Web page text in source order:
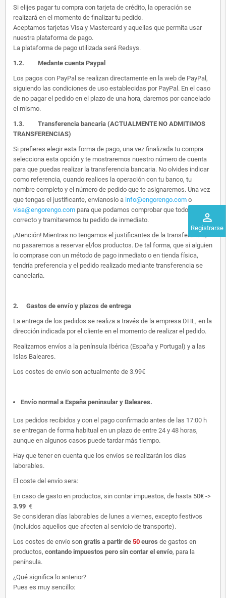
perm_identity
Registrarse
Si elijes pagar tu compra con tarjeta de crédito, la operación se
realizará en el momento de finalizar tu pedido.
Aceptamos tarjetas Visa y Mastercard y aquellas que permita usar
nuestra plataforma de pago.
La plataforma de pago utilizada será Redsys.
1.2. Medante cuenta Paypal
Los pagos con PayPal se realizan directamente en la web de PayPal,
siguiendo las condiciones de uso establecidas por PayPal. En el caso
de no pagar el pedido en el plazo de una hora, daremos por cancelado
el mismo.
1.3. Transferencia bancaria (ACTUALMENTE NO ADMITIMOS
TRANSFERENCIAS)
Si prefieres elegir esta forma de pago, una vez finalizada tu compra
selecciona esta opción y te mostraremos nuestro número de cuenta
para que puedas realizar la transferencia bancaria. No olvides indicar
como referencia, cuando realices la operación con tu banco, tu
nombre completo y el número de pedido que te asignaremos. Una vez
que tengas el justificante, envíanoslo a info@engorengo.com o
visa@engorengo.com para que podamos comprobar que todo es
correcto y tramitaremos tu pedido de inmediato.
¡Atención! Mientras no tengamos el justificantes de la transferencia,
no pasaremos a reservar el/los productos. De tal forma, que si alguien
lo comprase con un método de pago inmediato o en tienda física,
tendría preferencia y el pedido realizado mediante transferencia se
cancelaría.
2. Gastos de envío y plazos de entrega
La entrega de los pedidos se realiza a través de la empresa DHL, en la
dirección indicada por el cliente en el momento de realizar el pedido.
Realizamos envíos a la península Ibérica (España y Portugal) y a las
Islas Baleares.
Los costes de envío son actualmente de 3.99€
Envío normal a España peninsular y Baleares.
Los pedidos recibidos y con el pago confirmado antes de las 17:00 h
se entregan de forma habitual en un plazo de entre 24 y 48 horas,
aunque en algunos casos puede tardar más tiempo.
Hay que tener en cuenta que los envíos se realizarán los días
laborables.
El coste del envío sera:
En caso de gasto en productos, sin contar impuestos, de hasta 50€ ->
3.99 €
Se consideran días laborables de lunes a viernes, excepto festivos
(incluidos aquellos que afecten al servicio de transporte).
Los costes de envío son gratis a partir de 50 euros de gastos en
productos, contando impuestos pero sin contar el envío, para la
península.
¿Qué significa lo anterior?
Pues es muy sencillo: